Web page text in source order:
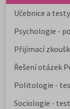
Učebnice a
Psychologie -
Přijímací
Řešení otázek
Politologie -
Sociologie -